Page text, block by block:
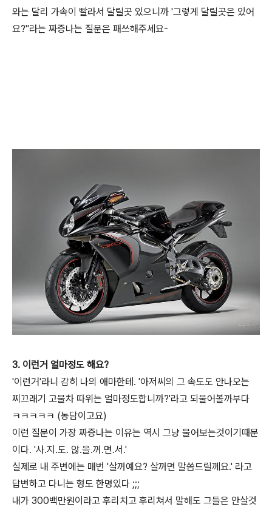
와는 달리 가속이 빨라서 달릴곳 있으니까 '그렇게 달릴곳은 있어
요?"라는 짜증나는 질문은 패쓰해주세요-
3. 이런거 얼마정도 해요?
'이런거'라니 감히 나의 애마한테. '아저씨의 그 속도도 안나오는
찌끄래기 고물차 따위는 얼마정도합니까?'라고 되물어볼까부다
ㅋㅋㅋㅋㅋ (농담이고요)
이런 질문이 가장 짜증나는 이유는 역시 그냥 물어보는것이기때문
이다. '사.지.도. 않.을.꺼.면.서.'
실제로 내 주변에는 매번 '살꺼예요? 살꺼면 말씀드릴께요.' 라고
답변하고 다니는 형도 한명있다 ;;;
내가 300백만원이라고 후리치고 후리쳐서 말해도 그들은 안살것